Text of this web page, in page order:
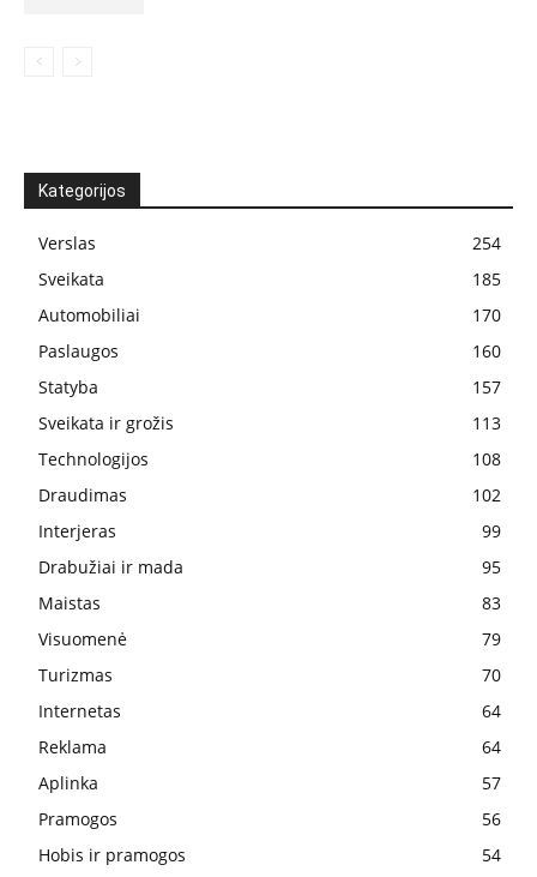
Kategorijos
Verslas
254
Sveikata
185
Automobiliai
170
Paslaugos
160
Statyba
157
Sveikata ir grožis
113
Technologijos
108
Draudimas
102
Interjeras
99
Drabužiai ir mada
95
Maistas
83
Visuomenė
79
Turizmas
70
Internetas
64
Reklama
64
Aplinka
57
Pramogos
56
Hobis ir pramogos
54